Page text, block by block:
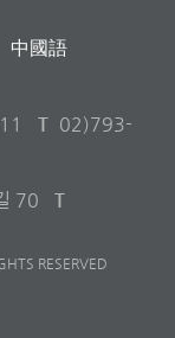
中國語
T 02)793-
70
T
RESERVED